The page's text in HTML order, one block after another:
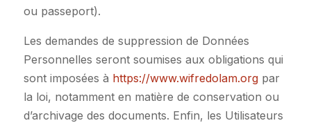
ou passeport).
Les demandes de suppression de Données
Personnelles seront soumises aux obligations qui
sont imposées à https://www.wifredolam.orgpar
la loi, notamment en matière de conservation ou
d’archivage des documents. Enfin, les Utilisateurs